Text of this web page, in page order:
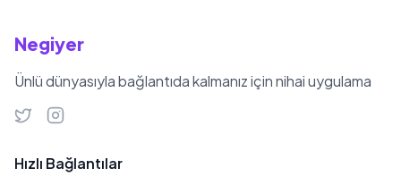
Negiyer
Ünlü dünyasıyla bağlantıda kalmanız için nihai uygulama
Hızlı Bağlantılar